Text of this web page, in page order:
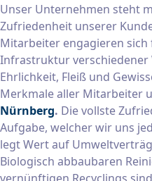
Unser Unternehmen steht
Zufriedenheit unserer
Mitarbeiter engagieren
Infrastruktur verschiedener
Ehrlichkeit, Fleiß und
Merkmale aller Mitarbeiter
Nürnberg. Die vollste
Aufgabe, welcher wir uns
legt Wert auf
Biologisch abbaubaren